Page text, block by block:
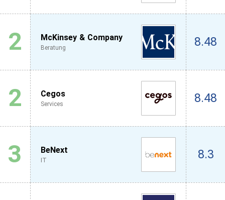
2 McKinsey & Company
Beratung 8.48
2 Cegos
Services 8.48
3 BeNext
IT 8.3